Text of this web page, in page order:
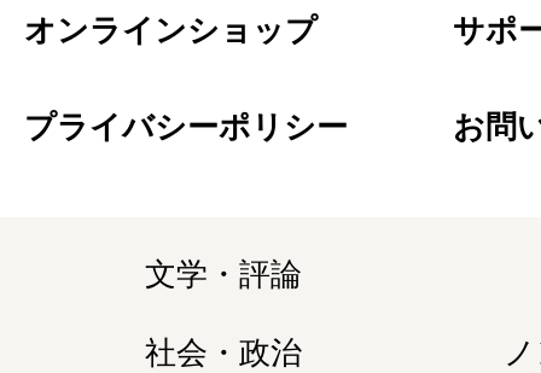
オンラインショップ サポ
プライバシーポリシー お問
文学・評論
社会・政治